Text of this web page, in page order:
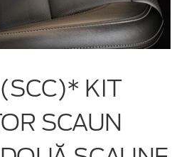
KIT
SCAUN